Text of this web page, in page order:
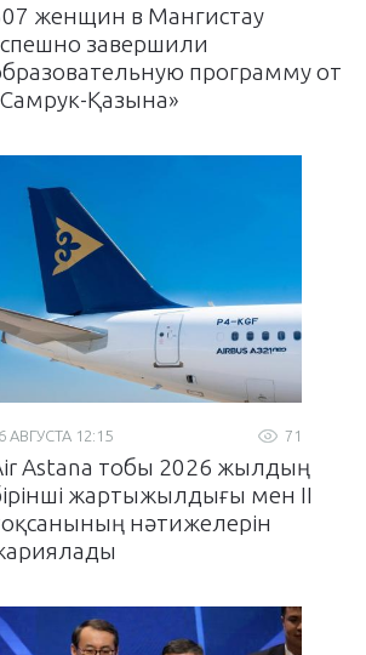
женщин в Мангистау
завершили
программу от
Қазына»
71
АВГУСТА 12:15
Astana тобы 2026 жылдың
жартыжылдығы мен II
нәтижелерін